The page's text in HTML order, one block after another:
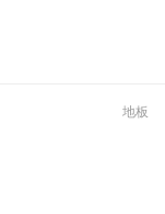
地板